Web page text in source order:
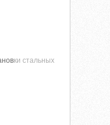
ки стальных